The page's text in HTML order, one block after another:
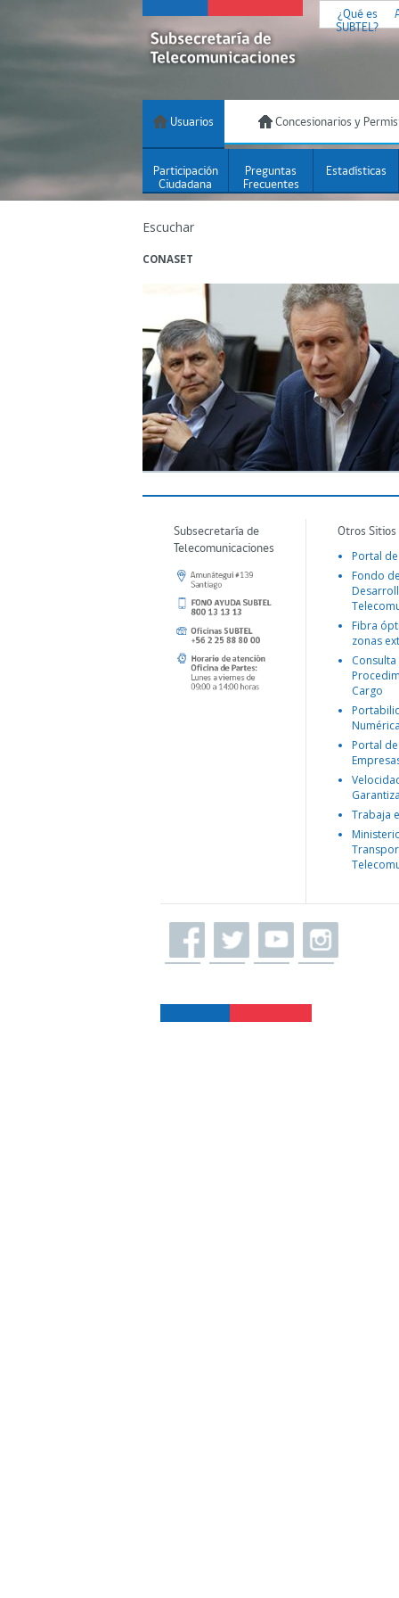
¿Qué es
SUBTEL?
Usuarios Concesionarios y
Participación
Ciudadana
Preguntas
Frecuentes
Estadísticas
Escuchar
CONASET
Subsecretaría de
Telecomunicaciones
Otros
Portal
Fondo
Fibra
zonas
Consulta
Cargo
Portal
Trabaja